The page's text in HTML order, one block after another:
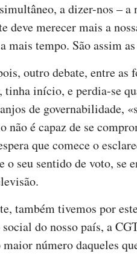
a dizer-nos – a
deve merecer mais a
mais tempo. São assim
outro debate, entre as
tinha início, e perdia-se
de governabilidade,
não é capaz de se
que comece o
o seu sentido de voto, se
também tivemos por
do nosso país, a
maior número daqueles